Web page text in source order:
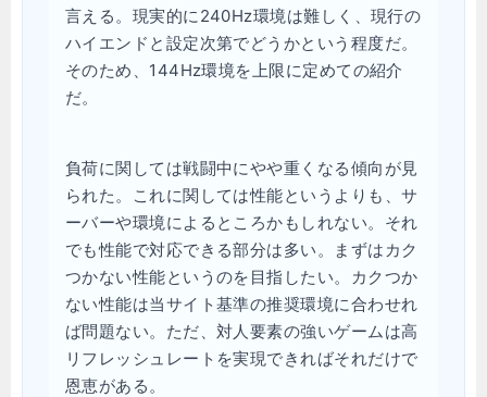
言える。現実的に240Hz環境は難しく、現行の
ハイエンドと設定次第でどうかという程度だ。
そのため、144Hz環境を上限に定めての紹介
だ。
負荷に関しては戦闘中にやや重くなる傾向が見
られた。これに関しては性能というよりも、サ
ーバーや環境によるところかもしれない。それ
でも性能で対応できる部分は多い。まずはカク
つかない性能というのを目指したい。カクつか
ない性能は当サイト基準の推奨環境に合わせれ
ば問題ない。ただ、対人要素の強いゲームは高
リフレッシュレートを実現できればそれだけで
恩恵がある。